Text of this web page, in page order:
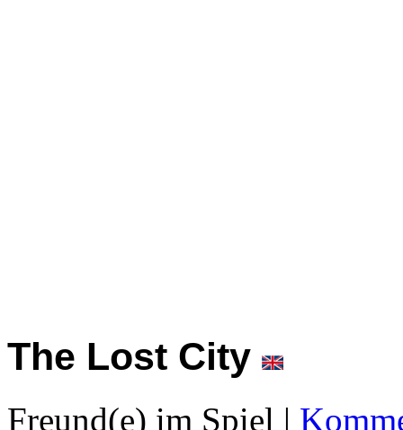
The Lost City
Freund(e) im Spiel |